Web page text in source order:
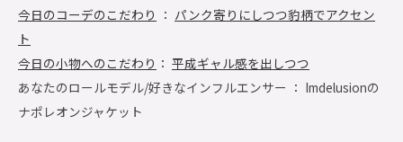
今日のコーデのこだわり ： パンク寄りにしつつ豹柄でアクセン
ト
今日の小物へのこだわり ： 平成ギャル感を出しつつ
あなたのロールモデル/好きなインフルエンサー ： Imdelusionの
ナポレオンジャケット